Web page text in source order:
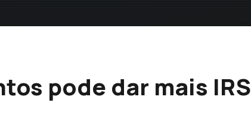
pode dar mais IRS